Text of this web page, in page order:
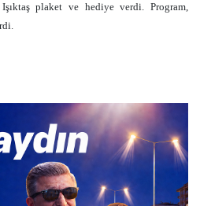
plaket ve hediye verdi. Program,